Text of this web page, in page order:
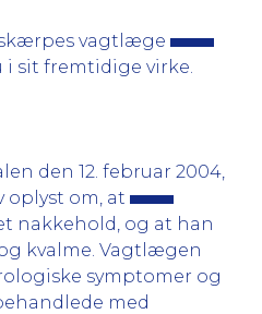
vagtlæge
sit fremtidige virke.
den 12. februar 2004,
oplyst om, at
nakkehold, og at han
kvalme. Vagtlægen
symptomer og
med